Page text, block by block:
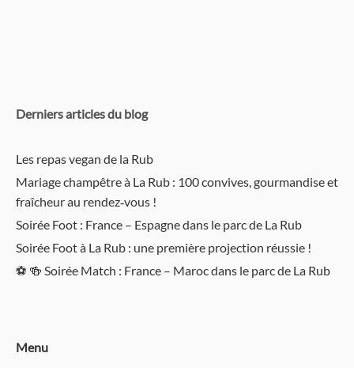
Derniers articles du blog
Les repas vegan de la Rub
Mariage champêtre à La Rub : 100 convives, gourmandise et
fraîcheur au rendez‑vous !
Soirée Foot : France – Espagne dans le parc de La Rub
Soirée Foot à La Rub : une première projection réussie !
⚽️ 🍻 Soirée Match : France – Maroc dans le parc de La Rub
Menu